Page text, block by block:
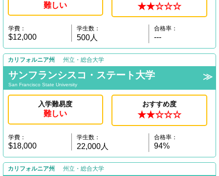
難しい ★★☆☆☆
学費：
$12,000
学生数：
500人
合格率：
---
カリフォルニア州 州立・総合大学
サンフランシスコ・ステート大学
San Francisco State University
入学難易度
難しい
おすすめ度
★★☆☆☆
学費：
$18,000
学生数：
22,000人
合格率：
94%
カリフォルニア州 州立・総合大学